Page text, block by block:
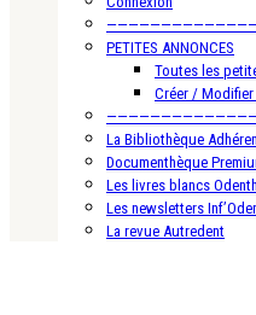
PETITES ANNONCES
Toutes les
Créer / Modifier
La Bibliothèque
Documenthèque
Les livres blancs Odenth
Les newsletters
La revue Autredent